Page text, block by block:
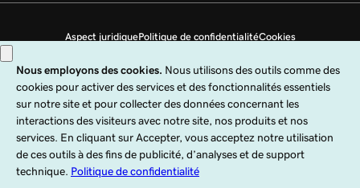
Aspect juridiquePolitique de confidentialitéCookies
Ne revendez pas mes informations personnelles
Copyright © 1999 - 2026 GoDaddy Operating Company, LLC. Tous droits
réservés. Le terme GoDaddy est une marque déposée de GoDaddy Operating
Company, LLC aux États-Unis et dans d’autres pays. Le logo « GO » est une
marque déposée de GoDaddy.com, LLC aux États-Unis.
Ce site est régi par des conditions d’utilisation expresses. En utilisant ce site,